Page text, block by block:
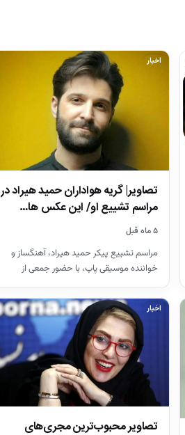
اخبار
تصاویر| گریه هواداران حمید هیراد در
مراسم تشییع او/ این عکس ها…
۵ ماه قبل
مراسم تشییع پیکر حمید هیراد، آهنگساز و
خواننده موسیقی پاپ، با حضور جمعی از
هنرمندان در قطعه هنرمندان…
اخبار
تصاویر محبوب‌ترین مجری‌های